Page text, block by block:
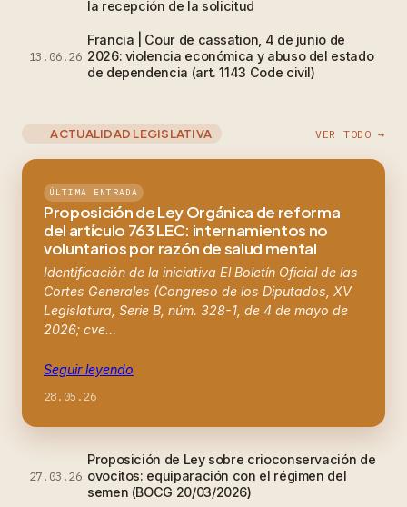
la recepción de la solicitud
13.06.26
Francia | Cour de cassation, 4 de junio de
2026: violencia económica y abuso del estado
de dependencia (art. 1143 Code civil)
ACTUALIDAD LEGISLATIVA VER TODO →
ÚLTIMA ENTRADA
Proposición de Ley Orgánica de reforma
del artículo 763 LEC: internamientos no
voluntarios por razón de salud mental
Identificación de la iniciativa El Boletín Oficial de las
Cortes Generales (Congreso de los Diputados, XV
Legislatura, Serie B, núm. 328-1, de 4 de mayo de
2026; cve…
Seguir leyendo
28.05.26
27.03.26
Proposición de Ley sobre crioconservación de
ovocitos: equiparación con el régimen del
semen (BOCG 20/03/2026)